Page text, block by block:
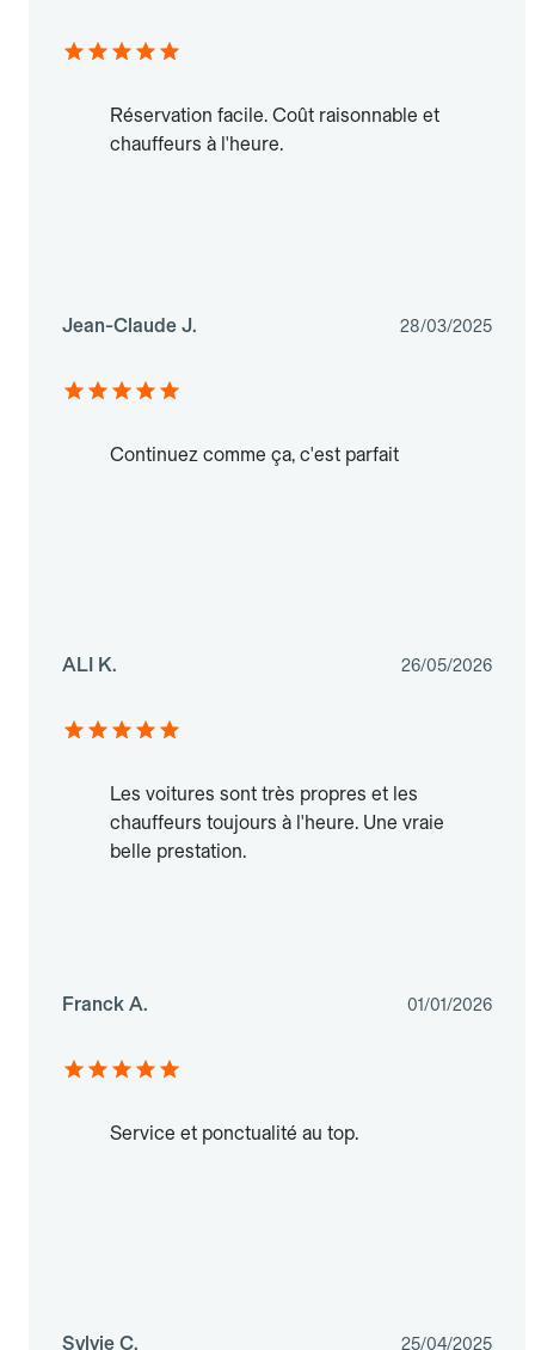
Réservation facile. Coût raisonnable et
chauffeurs à l'heure.
Jean-Claude J. 28/03/2025
Continuez comme ça, c'est parfait
ALI K. 26/05/2026
Les voitures sont très propres et les
chauffeurs toujours à l'heure. Une vraie
belle prestation.
Franck A. 01/01/2026
Service et ponctualité au top.
Sylvie C. 25/04/2025